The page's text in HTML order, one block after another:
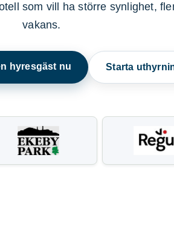
som vill ha större synlighet,
vakans.
hyresgäst nu Starta